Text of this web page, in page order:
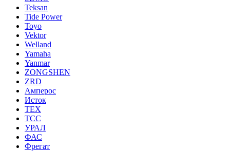
Teksan
Tide Power
Toyo
Vektor
Welland
Yamaha
Yanmar
ZONGSHEN
ZRD
Амперос
Исток
ТЕХ
ТСС
УРАЛ
ФАС
Фрегат